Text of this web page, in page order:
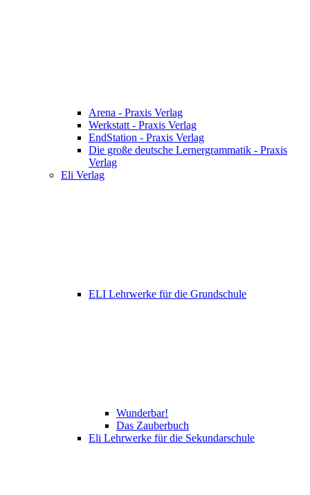
Arena - Praxis Verlag
Werkstatt - Praxis Verlag
EndStation - Praxis Verlag
Die große deutsche Lernergrammatik - Praxis
Verlag
Eli Verlag
ELI Lehrwerke für die Grundschule
Wunderbar!
Das Zauberbuch
Eli Lehrwerke für die Sekundarschule